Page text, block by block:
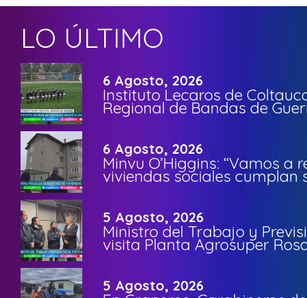
LO ÚLTIMO
6 Agosto, 2026
Instituto Lecaros de
Regional de Bandas de
6 Agosto, 2026
Minvu O’Higgins: “Vamos a
viviendas sociales cumplan
5 Agosto, 2026
Ministro del Trabajo y
visita Planta Agrosuper
5 Agosto, 2026